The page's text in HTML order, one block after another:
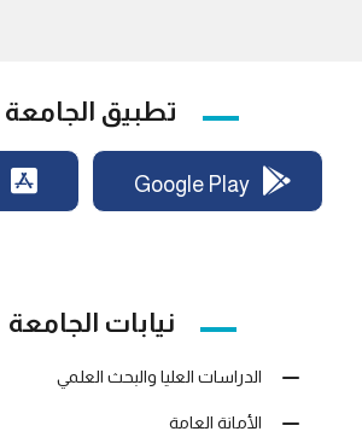
تطبيق الجامعة
Google Play
نيابات الجامعة
الدراسات العليا والبحث العلمي
الأمانة العامة